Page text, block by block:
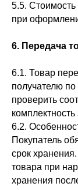
5.5. Стоимость
при
6. Передача
6.1. Товар
получателю по
проверить
6.2.
Покупатель
срок
товара при
хранения